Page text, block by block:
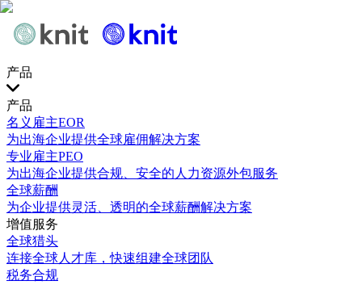
产品
产品
名义雇主EOR
为出海企业提供全球雇佣解决方案
专业雇主PEO
为出海企业提供合规、安全的人力资源外包服务
全球薪酬
为企业提供灵活、透明的全球薪酬解决方案
增值服务
全球猎头
连接全球人才库，快速组建全球团队
税务合规